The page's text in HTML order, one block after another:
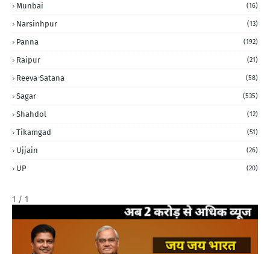
Munbai (16)
Narsinhpur (13)
Panna (192)
Raipur (21)
Reeva-Satana (58)
Sagar (535)
Shahdol (12)
Tikamgad (51)
Ujjain (26)
UP (20)
1 / 1